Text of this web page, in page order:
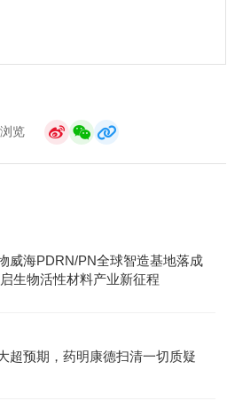
览
威海PDRN/PN全球智造基地落成
生物活性材料产业新征程
超预期，药明康德扫清一切质疑